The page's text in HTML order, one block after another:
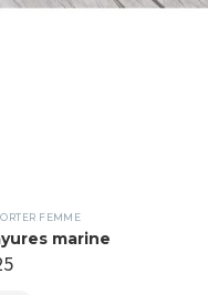
FEMME
marine